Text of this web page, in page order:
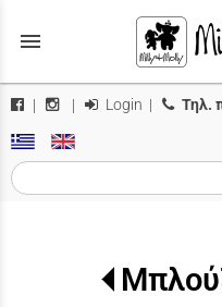
menu
| | Login | Τηλ.